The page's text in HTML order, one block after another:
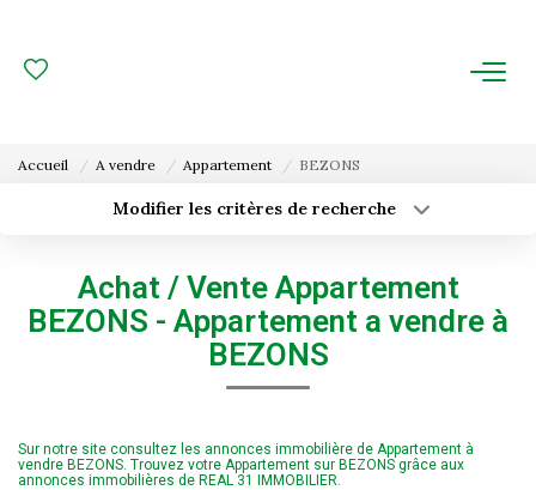
ESTIMATION
FAIRE GÉRER
Gestion Locative
Gestion De Copropriété
NOUS CONNAITRE
Accueil A vendre Appartement BEZONS
Modifier les critères de recherche
Sélectionnez...
Type de bien
Surface min
Achat / Vente Appartement
BEZONS - Appartement a vendre à
BEZONS
Sur notre site consultez les annonces immobilière de Appartement à
vendre BEZONS. Trouvez votre Appartement sur BEZONS grâce aux
annonces immobilières de REAL 31 IMMOBILIER.